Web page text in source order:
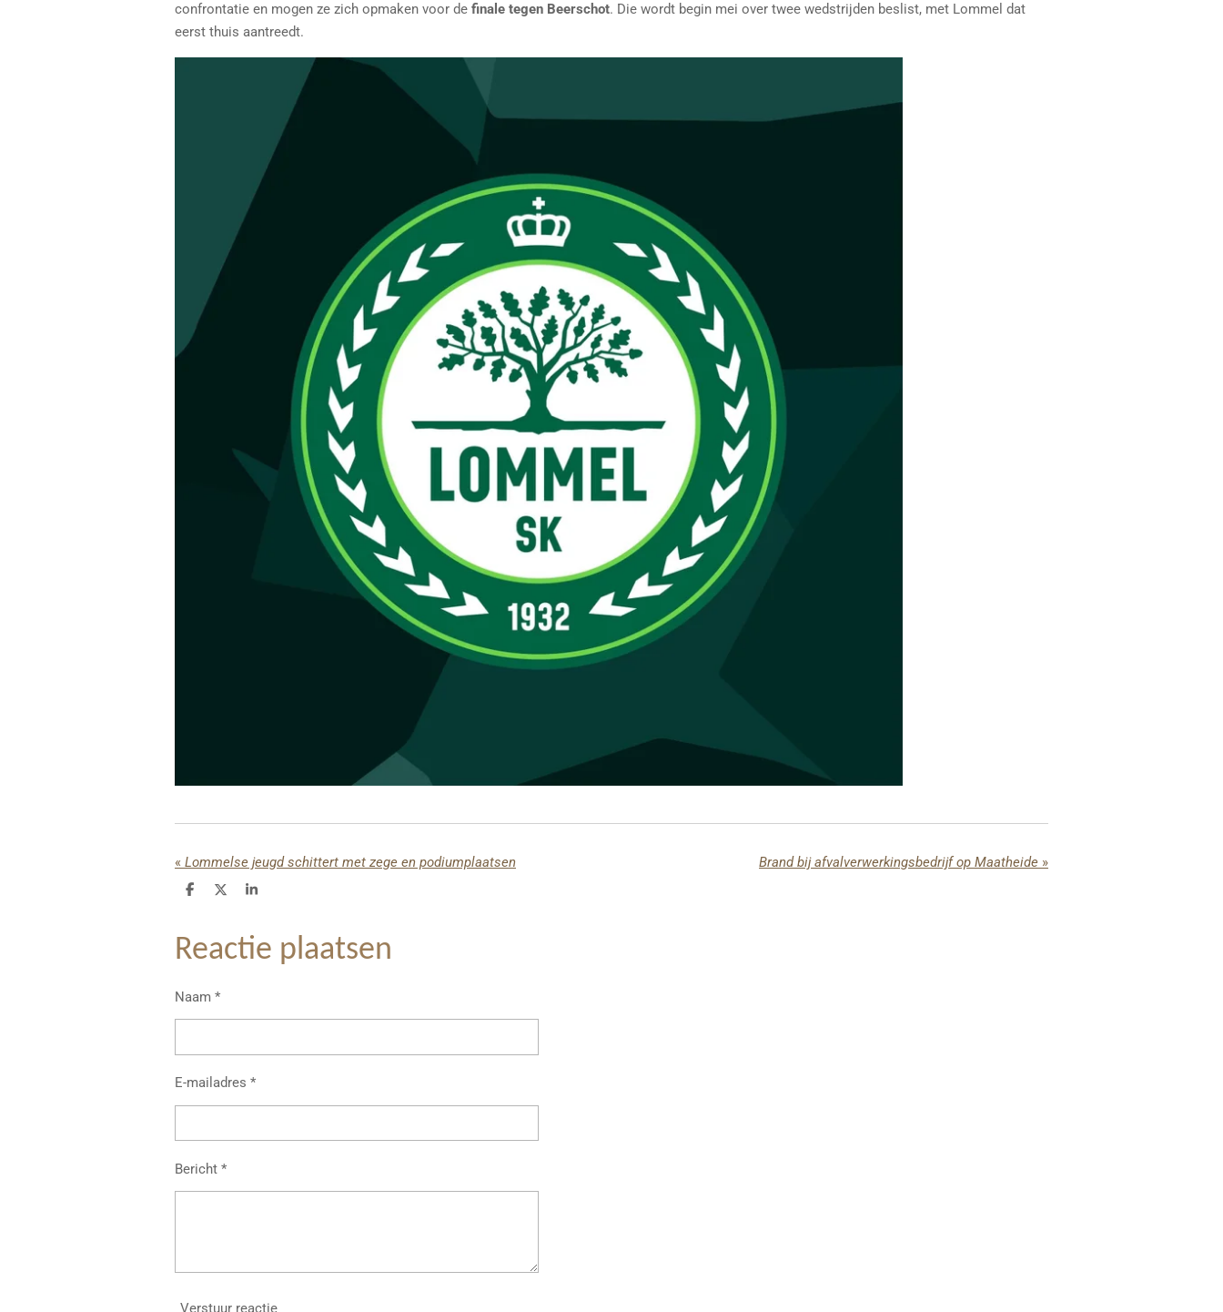
confrontatie en mogen ze zich opmaken voor de finale tegen Beerschot. Die wordt begin mei over twee wedstrijden beslist, met Lommel dat
eerst thuis aantreedt.
« Lommelse jeugd schittert met zege en podiumplaatsen Brand bij afvalverwerkingsbedrijf op Maatheide »
D
e
n
D
S
r
e
Reactie plaatsen
Naam *
E-mailadres *
Bericht *
Verstuur reactie